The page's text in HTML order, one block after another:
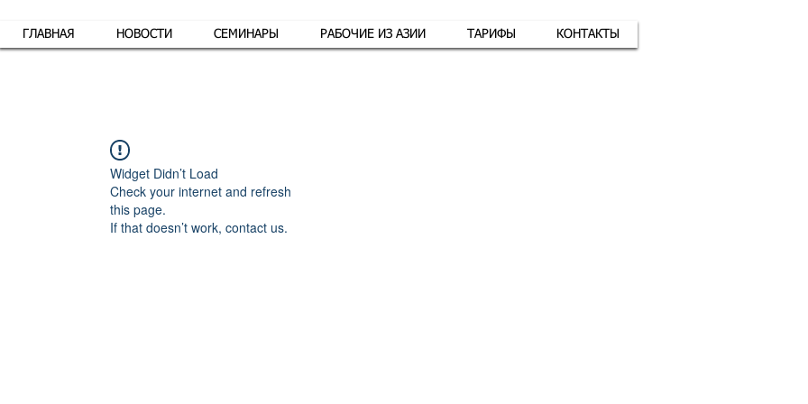
ГЛАВНАЯ НОВОСТИ СЕМИНАРЫ РАБОЧИЕ ИЗ АЗИИ ТАРИФЫ КОНТАКТЫ
Widget Didn’t Load
Check your internet and refresh
this page.
If that doesn’t work, contact us.